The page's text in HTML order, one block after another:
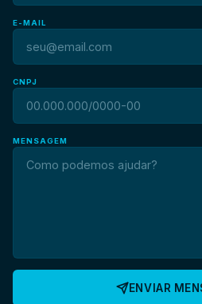
E-MAIL
CNPJ
MENSAGEM
ENVIAR